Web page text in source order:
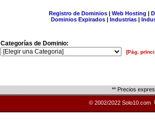
Registro de Dominios| Web Hosting |
Dominios Expirados | Industrias |
Categorías de Dominio:
[Pág.
** Precios
© 2002/2022 Solo10.com